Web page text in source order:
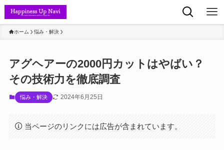
ホーム 悩み・解決
アグヘアーの2000円カットはやばい？
その技術力を徹底調査
悩み・解決 2024年6月25日
当ページのリンクには広告が含まれています。